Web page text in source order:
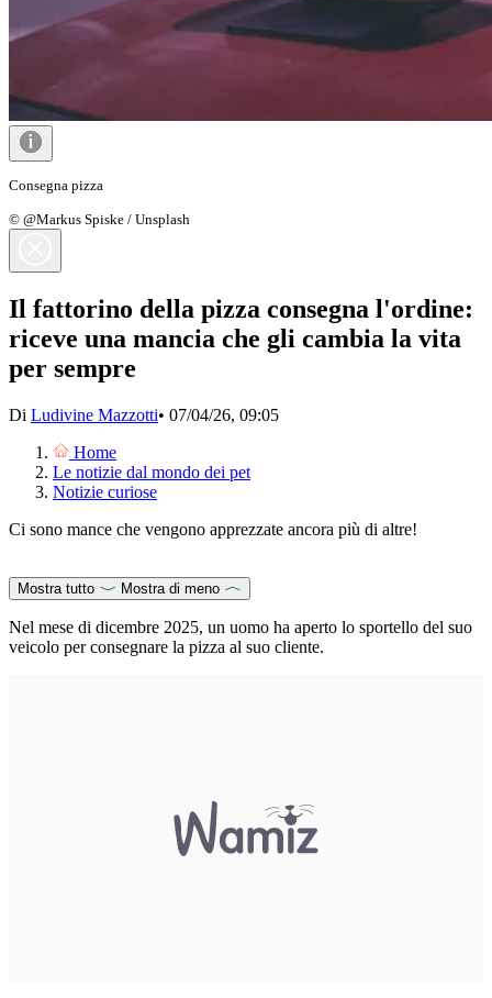
Consegna pizza
© @Markus Spiske / Unsplash
Il fattorino della pizza consegna l'ordine:
riceve una mancia che gli cambia la vita
per sempre
Di Ludivine Mazzotti• 07/04/26, 09:05
Home
Le notizie dal mondo dei pet
Notizie curiose
Ci sono mance che vengono apprezzate ancora più di altre!
Mostra tutto Mostra di meno
Nel mese di dicembre 2025, un uomo ha aperto lo sportello del suo
veicolo per consegnare la pizza al suo cliente.